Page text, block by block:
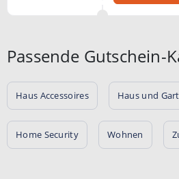
Passende Gutschein-
Haus Accessoires Haus und
Home Security Wohnen